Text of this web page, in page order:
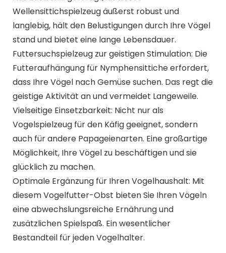
Wellensittichspielzeug äußerst robust und
langlebig, hält den Belustigungen durch Ihre Vögel
stand und bietet eine lange Lebensdauer.
Futtersuchspielzeug zur geistigen Stimulation: Die
Futteraufhängung für Nymphensittiche erfordert,
dass Ihre Vögel nach Gemüse suchen. Das regt die
geistige Aktivität an und vermeidet Langeweile.
Vielseitige Einsetzbarkeit: Nicht nur als
Vogelspielzeug für den Käfig geeignet, sondern
auch für andere Papageienarten. Eine großartige
Möglichkeit, Ihre Vögel zu beschäftigen und sie
glücklich zu machen.
Optimale Ergänzung für Ihren Vogelhaushalt: Mit
diesem Vogelfutter-Obst bieten Sie Ihren Vögeln
eine abwechslungsreiche Ernährung und
zusätzlichen Spielspaß. Ein wesentlicher
Bestandteil für jeden Vogelhalter.